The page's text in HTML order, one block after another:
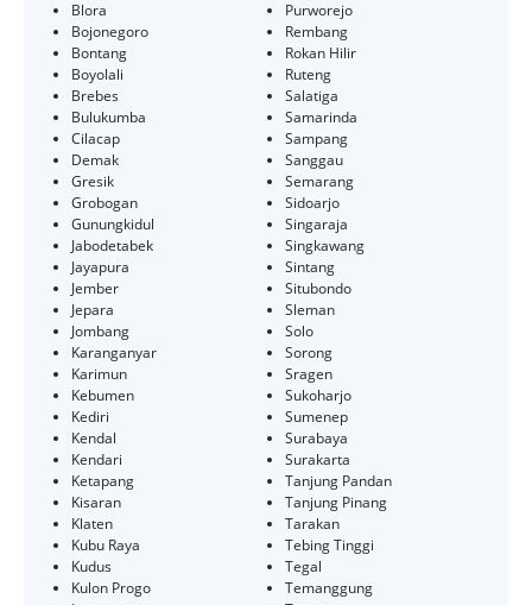
Blora
Bojonegoro
Bontang
Boyolali
Brebes
Bulukumba
Cilacap
Demak
Gresik
Grobogan
Gunungkidul
Jabodetabek
Jayapura
Jember
Jepara
Jombang
Karanganyar
Karimun
Kebumen
Kediri
Kendal
Kendari
Ketapang
Kisaran
Klaten
Kubu Raya
Kudus
Kulon Progo
Purworejo
Rembang
Rokan Hilir
Ruteng
Salatiga
Samarinda
Sampang
Sanggau
Semarang
Sidoarjo
Singaraja
Singkawang
Sintang
Situbondo
Sleman
Solo
Sorong
Sragen
Sukoharjo
Sumenep
Surabaya
Surakarta
Tanjung Pandan
Tanjung Pinang
Tarakan
Tebing Tinggi
Tegal
Temanggung